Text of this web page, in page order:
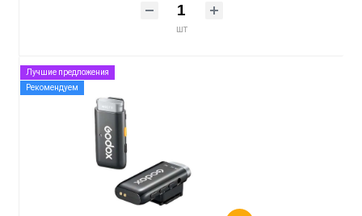
шт
Лучшие предложения
Рекомендуем